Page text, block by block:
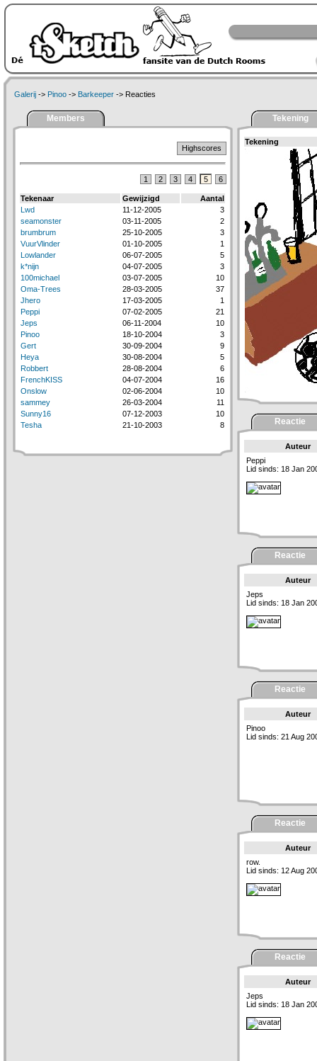
Galerij -> Pinoo -> Barkeeper -> Reacties
Members
Highscores
1 2 3 4 5 6
Tekenaar Gewijzigd
Aantal
Lwd
11-12-2005
3
seamonster
03-11-2005
2
brumbrum
25-10-2005
3
VuurVlinder
01-10-2005
1
Lowlander
06-07-2005
5
k*nijn
04-07-2005
3
100michael
03-07-2005
10
Oma-Trees
28-03-2005
37
Jhero
17-03-2005
1
Peppi
07-02-2005
21
Jeps
06-11-2004
10
Pinoo
18-10-2004
3
Gert
30-09-2004
9
Heya
30-08-2004
5
Robbert
28-08-2004
6
FrenchKISS
04-07-2004
16
Onslow
02-06-2004
10
sammey
26-03-2004
11
Sunny16
07-12-2003
10
Tesha
21-10-2003 8
Tekening
Tekening
Reactie
Auteur
Peppi
Lid sinds: 18 Jan
Reactie
Auteur
Jeps
Lid sinds: 18 Jan
Reactie
Auteur
Pinoo
Lid sinds: 21 Aug
Reactie
Auteur
row.
Lid sinds: 12 Aug
Reactie
Auteur
Jeps
Lid sinds: 18 Jan